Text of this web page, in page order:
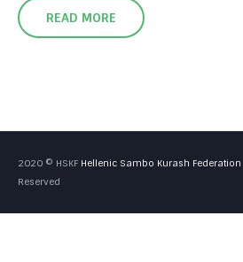
READ MORE
2020 © HSKF Hellenic Sambo Kurash Federation
Reserved